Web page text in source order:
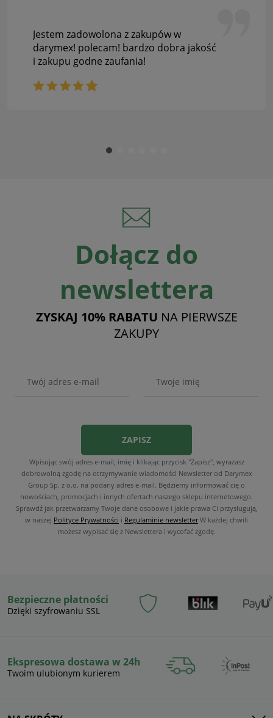
Jestem zadowolona z zakupów w
darymex! polecam! bardzo dobra jakość
i zakupu godne zaufania!
Dołącz do
newslettera
ZYSKAJ 10% RABATU NA PIERWSZE
ZAKUPY
ZAPISZ
Wpisując swój adres e-mail, imię i klikając przycisk "Zapisz", wyrażasz
dobrowolną zgodę na otrzymywanie wiadomości Newsletter od Darymex
Group Sp. z o.o. na podany adres e-mail. Będziemy informować cię o
nowościach, promocjach i innych ofertach naszego sklepu internetowego.
Sprawdź jak przetwarzamy Twoje dane osobowe i jakie prawa Ci przysługują,
w naszej Polityce Prywatności i Regulaminie newsletterW każdej chwili
możesz wypisać się z Newslettera i wycofać zgodę.
Bezpieczne płatności
Dzięki szyfrowaniu SSL
Ekspresowa dostawa w 24h
Twoim ulubionym kurierem